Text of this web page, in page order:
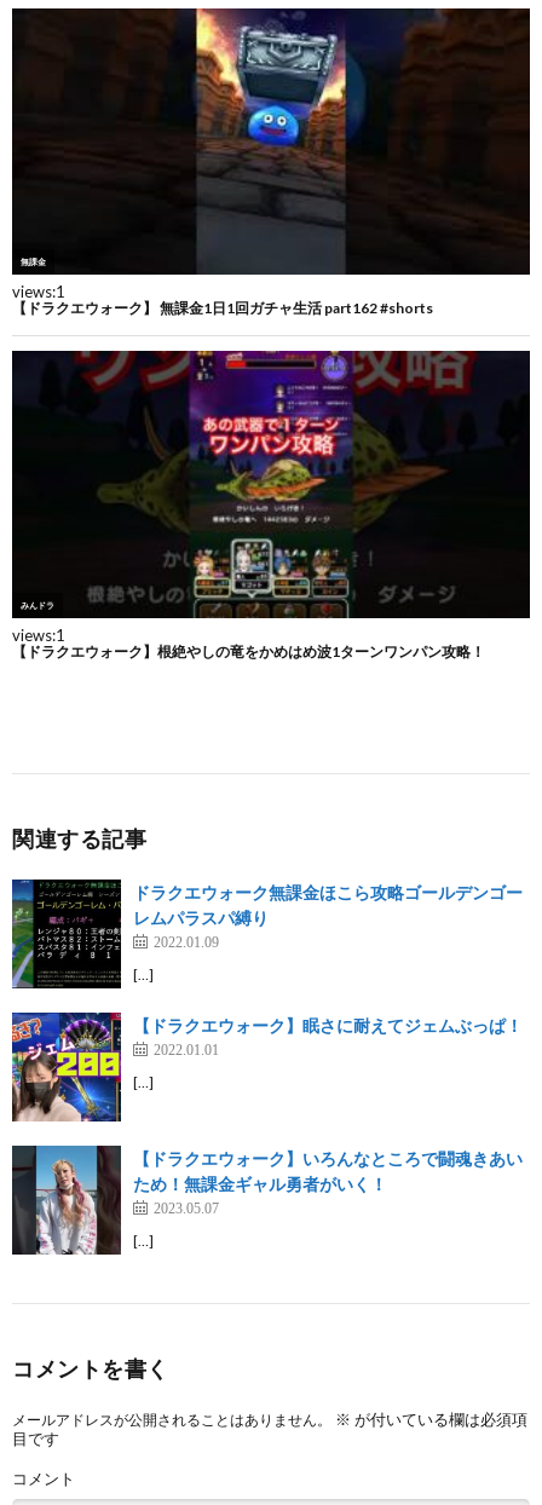
関連する記事
ドラクエウォーク無課金ほこら攻略ゴールデンゴー
レムパラスパ縛り
2022.01.09
[…]
【ドラクエウォーク】眠さに耐えてジェムぶっぱ！
2022.01.01
[…]
【ドラクエウォーク】いろんなところで闘魂きあい
ため！無課金ギャル勇者がいく！
2023.05.07
[…]
コメントを書く
メールアドレスが公開されることはありません。 ※ が付いている欄は必須項
目です
コメント